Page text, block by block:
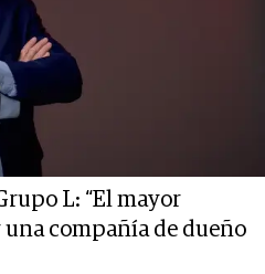
L: “El mayor
una compañía de dueño